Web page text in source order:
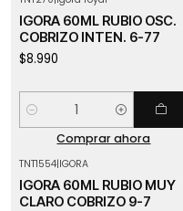
IGORA 60ML RUBIO OSC.
COBRIZO INTEN. 6-77
$8.990
Cantidad
Comprar ahora
TNT1554|IGORA
IGORA 60ML RUBIO MUY
CLARO COBRIZO 9-7